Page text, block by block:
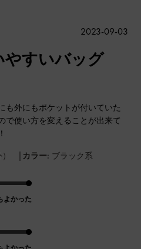
やすいバッグ
も外にもポケットが付いていた
で使い方を変えることが出来て
| カラー: ブラック系
よかった
公
2023-09-03